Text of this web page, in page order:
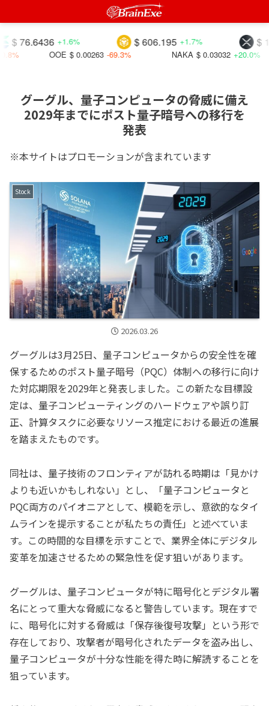
$
$ 606.195 +1.7%
+1.6%
$ 0.03032 +20.0%
$ 0.00263 -69.3%
グーグル、量子コンピュータの脅威に備え
2029年までにポスト量子暗号への移行を
発表
※本サイトはプロモーションが含まれています
Stock
2026.03.26
グーグルは3月25日、量子コンピュータからの安全性を確
保するためのポスト量子暗号（PQC）体制への移行に向け
た対応期限を2029年と発表しました。この新たな目標設
定は、量子コンピューティングのハードウェアや誤り訂
正、計算タスクに必要なリソース推定における最近の進展
を踏まえたものです。
同社は、量子技術のフロンティアが訪れる時期は「見かけ
よりも近いかもしれない」とし、「量子コンピュータと
PQC両方のパイオニアとして、模範を示し、意欲的なタイ
ムラインを提示することが私たちの責任」と述べていま
す。この時間的な目標を示すことで、業界全体にデジタル
変革を加速させるための緊急性を促す狙いがあります。
グーグルは、量子コンピュータが特に暗号化とデジタル署
名にとって重大な脅威になると警告しています。現在すで
に、暗号化に対する脅威は「保存後復号攻撃」という形で
存在しており、攻撃者が暗号化されたデータを盗み出し、
量子コンピュータが十分な性能を得た時に解読することを
狙っています。